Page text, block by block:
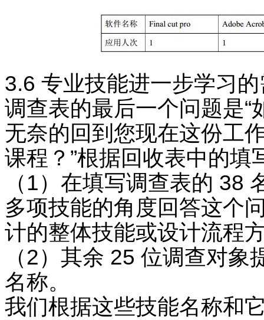
3.6 专业技能进一步学习
调查表的最后一个问题是
无奈的回到您现在这份工
课程？”根据回收表中的
（1）在填写调查表的 38
多项技能的角度回答这个
计的整体技能或设计流程
（2）其余 25 位调查对
名称。
我们根据这些技能名称和